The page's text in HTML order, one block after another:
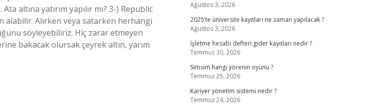
altına yatırım yapılır mı? 3-) Republic
alabilir. Alırken veya satarken herhangi
söyleyebiliriz. Hiç zarar etmeyen
bakacak olursak çeyrek altın, yarım
Ağustos 3, 2026
2025’te üniversite kayıtları ne zaman yapılacak ?
Ağustos 3, 2026
İşletme hesabı defteri gider kayıtları nedir ?
Temmuz 30, 2026
Simsim hangi yörenin oyunu ?
Temmuz 25, 2026
Kariyer yönetim sistemi nedir ?
Temmuz 24, 2026